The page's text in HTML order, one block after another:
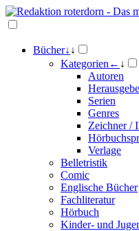
Bücher↓ ↓
Kategorien ← ↓
Autoren
Serien
Genres
Zeichner /
Verlage
Belletristik
Comic
Englische Bücher
Fachliteratur
Hörbuch
Kinder- und